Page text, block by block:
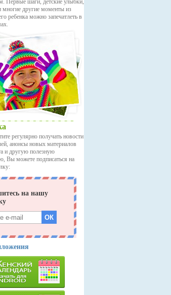
Первые шаги, детские улыбки,
многие другие моменты из
ребенка можно запечатлеть в
регулярно получать новости
анонсы новых материалов
и другую полезную
Вы можете подписаться на